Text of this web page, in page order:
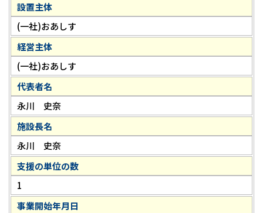
設置主体
(一社)おあしす
経営主体
(一社)おあしす
代表者名
永川 史奈
施設長名
永川 史奈
支援の単位の数
1
事業開始年月日